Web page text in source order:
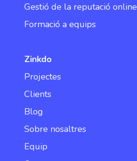
Gestió de la reputació online
Formació a equips
Zinkdo
Projectes
Clients
Blog
Sobre nosaltres
Equip